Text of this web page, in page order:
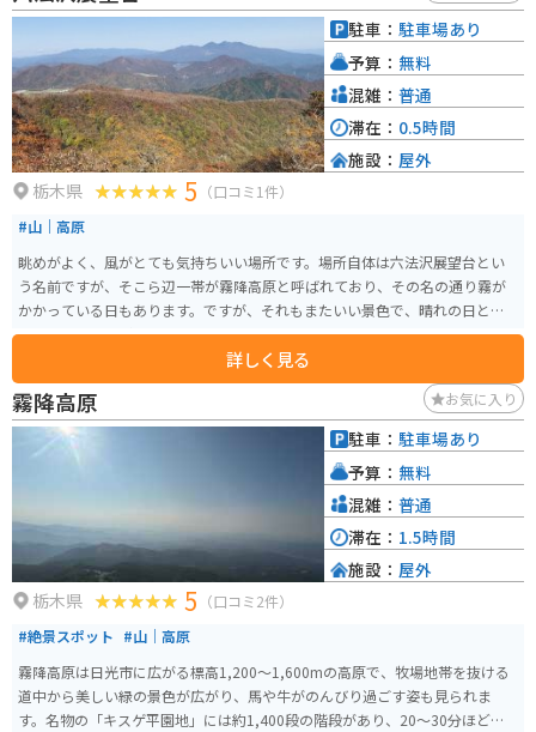
栃木県 5 （口コミ1件）
#山｜高原
眺めがよく、風がとても気持ちいい場所です。場所自体は六法沢展望台とい
う名前ですが、そこら辺一帯が霧降高原と呼ばれており、その名の通り霧が
かかっている日もあります。ですが、それもまたいい景色で、晴れの日とは
また違った景色が見られます。
詳しく見る
駐車： 駐車場あり
予算： 無料
混雑： 普通
滞在： 0.5時間
施設： 屋外
霧降高原 お気に入り
栃木県 5 （口コミ2件）
#絶景スポット #山｜高原
霧降高原は日光市に広がる標高1,200〜1,600mの高原で、牧場地帯を抜ける
道中から美しい緑の景色が広がり、馬や牛がのんびり過ごす姿も見られま
す。名物の「キスゲ平園地」には約1,400段の階段があり、20〜30分ほどで
駐車： 駐車場あり
予算： 無料
混雑： 普通
滞在： 1.5時間
施設： 屋外